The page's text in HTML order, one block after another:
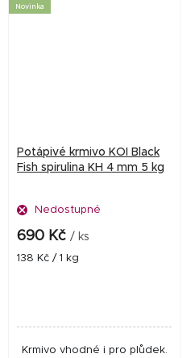
Novinka
Potápivé krmivo KOI Black
Fish spirulina KH 4 mm 5 kg
Nedostupné
690 Kč / ks
Měrná
138 Kč / 1 kg
Krmivo vhodné i pro plůdek.